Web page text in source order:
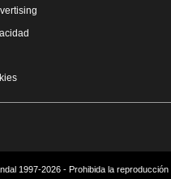
1997-2026 - Prohibida la